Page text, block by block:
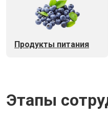
Продукты питания
Этапы